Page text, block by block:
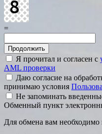
=
Я прочитал и согласен с
AML проверки
Даю согласие на
принимаю условия
Не запоминать
Обменный пункт
Для обмена вам